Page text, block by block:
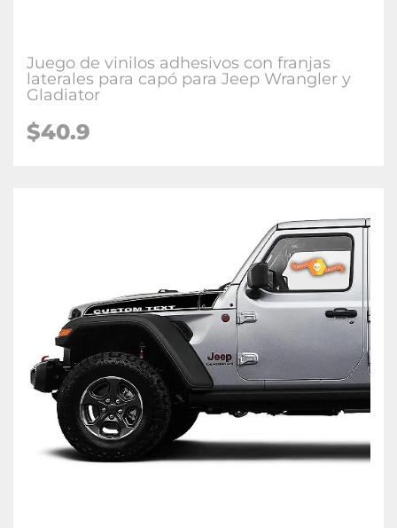
Juego de vinilos adhesivos con franjas
laterales para capó para Jeep Wrangler y
Gladiator
$40.9